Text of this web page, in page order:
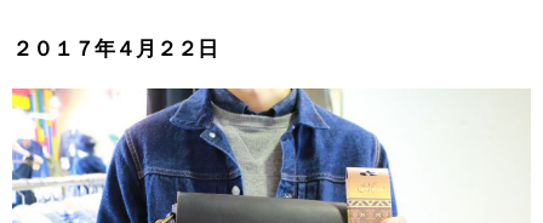
２０１７年４月２２日